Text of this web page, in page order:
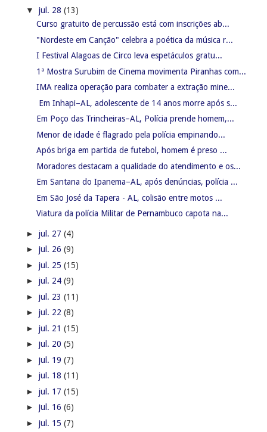
▼ jul. 28 (13)
Curso gratuito de percussão está com inscrições ab...
"Nordeste em Canção" celebra a poética da música r...
I Festival Alagoas de Circo leva espetáculos gratu...
1ª Mostra Surubim de Cinema movimenta Piranhas com...
IMA realiza operação para combater a extração mine...
Em Inhapi–AL, adolescente de 14 anos morre após s...
Em Poço das Trincheiras–AL, Polícia prende homem,...
Menor de idade é flagrado pela polícia empinando...
Após briga em partida de futebol, homem é preso ...
Moradores destacam a qualidade do atendimento e os...
Em Santana do Ipanema–AL, após denúncias, polícia ...
Em São José da Tapera - AL, colisão entre motos ...
Viatura da polícia Militar de Pernambuco capota na...
► jul. 27 (4)
► jul. 26 (9)
► jul. 25 (15)
► jul. 24 (9)
► jul. 23 (11)
► jul. 22 (8)
► jul. 21 (15)
► jul. 20 (5)
► jul. 19 (7)
► jul. 18 (11)
► jul. 17 (15)
► jul. 16 (6)
► jul. 15 (7)